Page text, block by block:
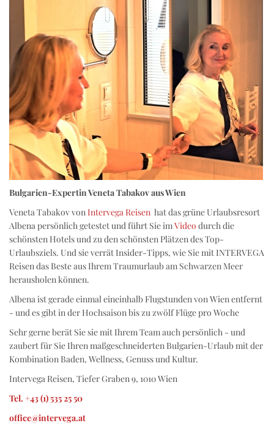
Bulgarien-Expertin Veneta Tabakov aus Wien
Veneta Tabakov vonIntervega Reisen hat das grüne Urlaubsresort
Albena persönlich getestet und führt Sie imVideo durch die
schönsten Hotels und zu den schönsten Plätzen des Top-
Urlaubsziels. Und sie verrät Insider-Tipps, wie Sie mit INTERVEGA
Reisen das Beste aus Ihrem Traumurlaub am Schwarzen Meer
herausholen können.
Albena ist gerade einmal eineinhalb Flugstunden von Wien entfernt
- und es gibt in der Hochsaison bis zu zwölf Flüge pro Woche
Sehr gerne berät Sie sie mit Ihrem Team auch persönlich - und
zaubert für Sie Ihren maßgeschneiderten Bulgarien-Urlaub mit der
Kombination Baden, Wellness, Genuss und Kultur.
Intervega Reisen, Tiefer Graben 9, 1010 Wien
Tel. +43 (1) 535 25 50
office@intervega.at